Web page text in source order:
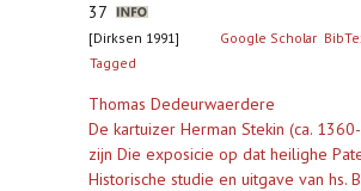
37
[Dirksen 1991] Google Scholar
Tagged
Thomas Dedeurwaerdere
De kartuizer Herman Stekin (ca.
zijn Die exposicie op dat heilighe
Historische studie en uitgave van hs.